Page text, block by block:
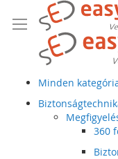
Minden
360